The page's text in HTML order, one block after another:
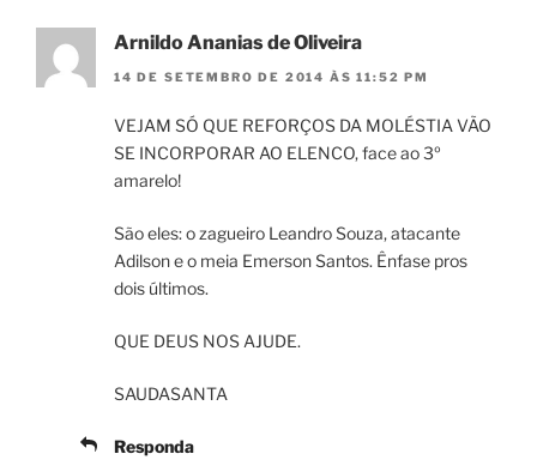
Arnildo Ananias de Oliveira
14 DE SETEMBRO DE 2014 ÀS 11:52 PM
VEJAM SÓ QUE REFORÇOS DA MOLÉSTIA VÃO
SE INCORPORAR AO ELENCO, face ao 3º
amarelo!
São eles: o zagueiro Leandro Souza, atacante
Adilson e o meia Emerson Santos. Ênfase pros
dois últimos.
QUE DEUS NOS AJUDE.
SAUDASANTA
Responda